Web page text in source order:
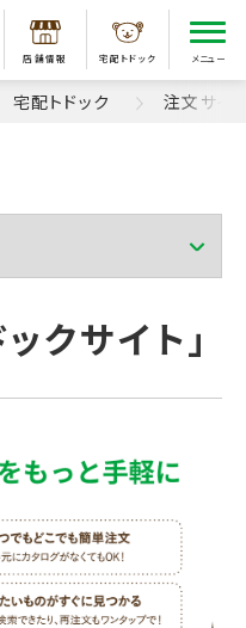
店舗情報 宅配トドック メニュー
宅配トドック 注文サイト